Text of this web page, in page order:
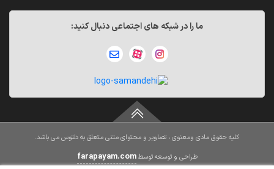
ما را در شبکه های اجتماعی دنبال کنید:
کلیه حقوق مادی ومعنوی ، تصاویر و محتوای متنی متعلق به دلتوس می باشد.
طراحی و توسعه توسطfarapayam.com